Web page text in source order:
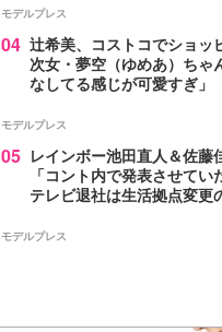
モデルプレス
04 辻希美、コストコでショッ
次女・夢空（ゆめあ）ちゃ
なしてる感じが可愛すぎ」
モデルプレス
05 レインボー池田直人＆佐藤
「コント内で発表させて
テレビ退社は生活拠点変更
モデルプレス